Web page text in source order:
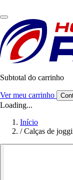
Subtotal do carrinho
Ver meu carrinho
Loading...
Início
/ Calças de